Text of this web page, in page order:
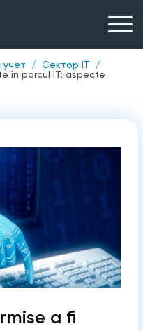
Сектор IT
în parcul IT: aspecte
a fi